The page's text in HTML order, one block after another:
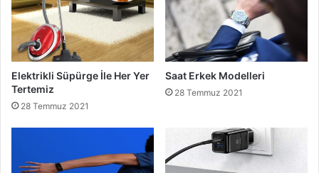
Elektrikli Süpürge İle Her Yer
Tertemiz
28 Temmuz 2021
Saat Erkek Modelleri
28 Temmuz 2021